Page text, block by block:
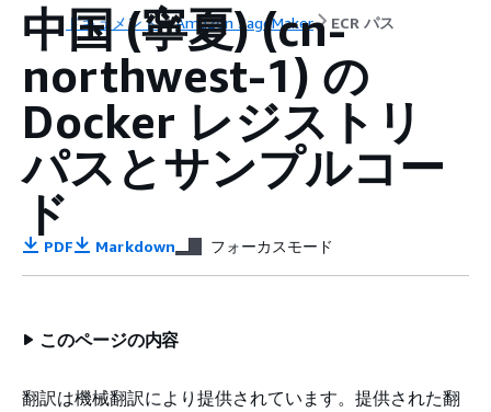
ドキュメント Amazon SageMaker ECR パス
中国 (寧夏) (cn-
northwest-1) の
Docker レジストリ
パスとサンプルコー
ド
PDF Markdown フォーカスモード
このページの内容
翻訳は機械翻訳により提供されています。提供された翻